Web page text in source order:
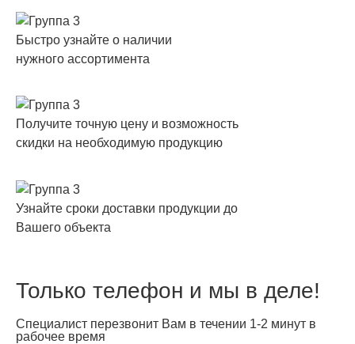
Быстро узнайте о наличии
нужного ассортимента
Получите точную цену и возможность
скидки на необходимую продукцию
Узнайте сроки доставки продукции до
Вашего объекта
Только телефон и мы в деле!
Специалист перезвонит Вам в течении 1-2 минут в
рабочее время